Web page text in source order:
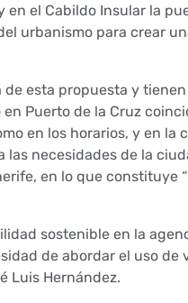
el Cabildo Insular la
urbanismo para crear
de esta propuesta y
Puerto de la Cruz
en los horarios, y en
las necesidades de la
en lo que constituye
sostenible en la
de abordar el uso
Luis Hernández.